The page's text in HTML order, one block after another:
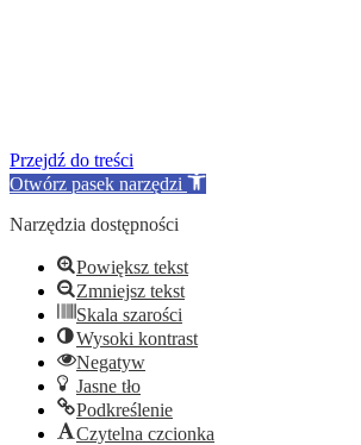
Przejdź do treści
Otwórz pasek narzędzi
Narzędzia dostępności
Powiększ tekst
Zmniejsz tekst
Skala szarości
Wysoki kontrast
Negatyw
Jasne tło
Podkreślenie
Czytelna czcionka